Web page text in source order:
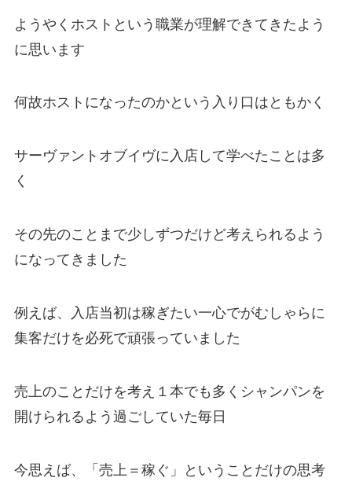
ようやくホストという職業が理解できてきたよう
に思います
何故ホストになったのかという入り口はともかく
サーヴァントオブイヴに入店して学べたことは多
く
その先のことまで少しずつだけど考えられるよう
になってきました
例えば、入店当初は稼ぎたい一心でがむしゃらに
集客だけを必死で頑張っていました
売上のことだけを考え１本でも多くシャンパンを
開けられるよう過ごしていた毎日
今思えば、「売上＝稼ぐ」ということだけの思考